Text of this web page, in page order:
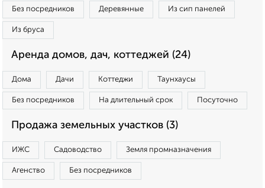
Без посредников Деревянные Из сип панелей
Из бруса
Аренда домов, дач, коттеджей (24)
Дома Дачи Коттеджи Таунхаусы
Без посредников На длительный срок Посуточно
Продажа земельных участков (3)
ИЖС Садоводство Земля промназначения
Агенство Без посредников